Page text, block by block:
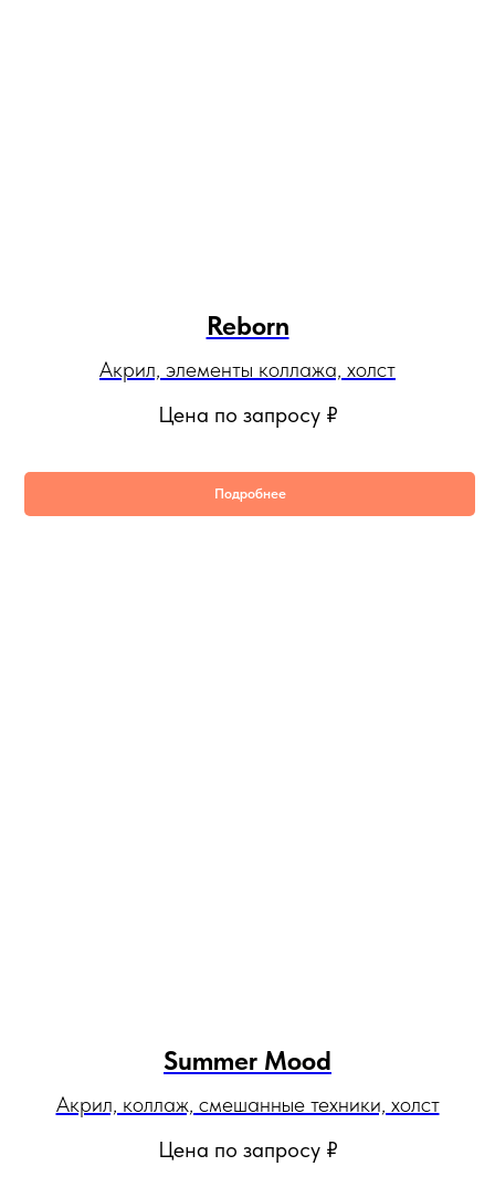
Reborn
Акрил, элементы коллажа, холст
Цена по запросу ₽
Подробнее
Summer Mood
Акрил, коллаж, смешанные техники, холст
Цена по запросу ₽